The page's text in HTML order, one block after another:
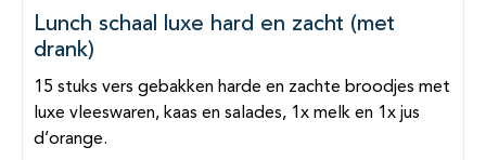
Lunch schaal luxe hard en zacht (met
drank)
15 stuks vers gebakken harde en zachte broodjes met
luxe vleeswaren, kaas en salades, 1x melk en 1x jus
d’orange.